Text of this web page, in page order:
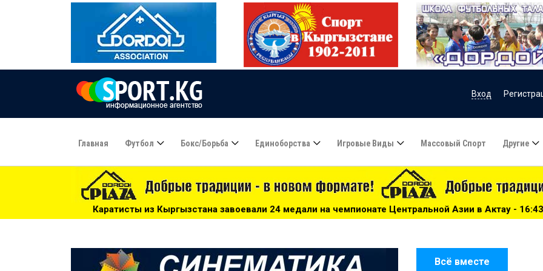
Вход
Главная Футбол Бокс/борьба Единоборства Игровые Виды Массовый Спорт Другие
из Кыргызстана завоевали 24 медали на чемпионате Центральной Азии в Актау - 16:43 ***Велосипедная
Всё вместе